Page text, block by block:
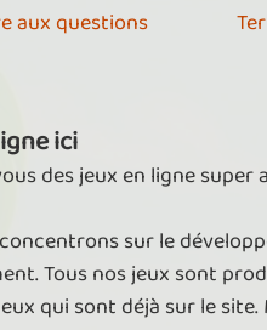
aux questions
ici
des jeux en ligne
sur le
Tous nos jeux sont
qui sont déjà sur le